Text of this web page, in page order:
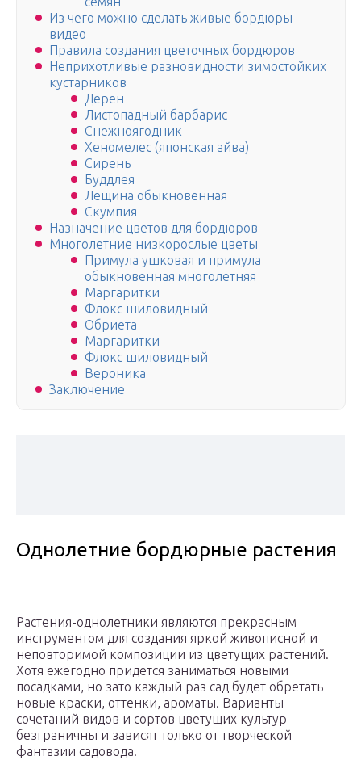
Из чего можно сделать живые бордюры —
видео
Правила создания цветочных бордюров
Неприхотливые разновидности зимостойких
кустарников
Дерен
Листопадный барбарис
Снежноягодник
Хеномелес (японская айва)
Сирень
Буддлея
Лещина обыкновенная
Скумпия
Назначение цветов для бордюров
Многолетние низкорослые цветы
Примула ушковая и примула
обыкновенная многолетняя
Маргаритки
Флокс шиловидный
Обриета
Маргаритки
Флокс шиловидный
Вероника
Заключение
Однолетние бордюрные растения
Растения-однолетники являются прекрасным
инструментом для создания яркой живописной и
неповторимой композиции из цветущих растений.
Хотя ежегодно придется заниматься новыми
посадками, но зато каждый раз сад будет обретать
новые краски, оттенки, ароматы. Варианты
сочетаний видов и сортов цветущих культур
безграничны и зависят только от творческой
фантазии садовода.